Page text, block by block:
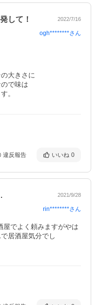
して！ 2022/7/16
ogh********さん
大きさに
で味は
。
違反報告 いいね 0
2021/9/28
rin********さん
酒屋でよく頼みますがやは
居酒屋気分でし